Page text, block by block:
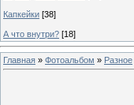
Капкейки [38]
А что внутри? [18]
Главная » Фотоальбом » Разное